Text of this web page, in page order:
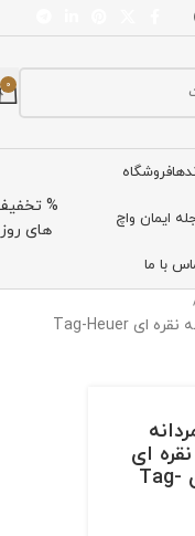
0
فروشگاه
ایمان واچ
با ما
%
های روز
تگ هویر cr7 نقره ای
صفحه نقره ای Tag-